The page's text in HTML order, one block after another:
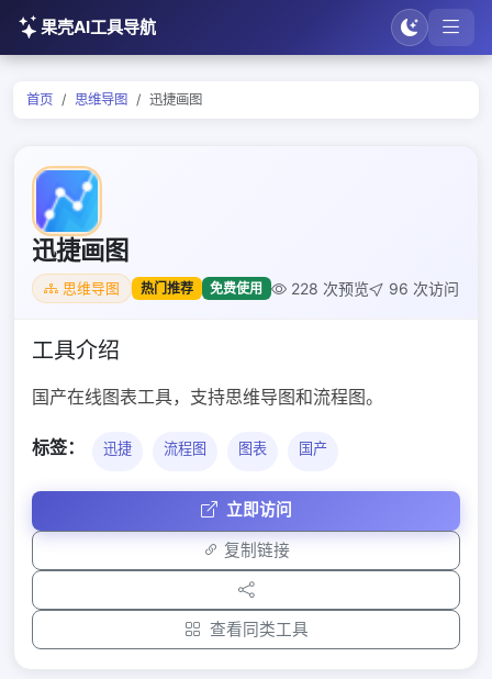
果壳AI工具导航
首页 思维导图 迅捷画图
迅捷画图
思维导图 热门推荐 免费使用 228 次预览 96 次访问
工具介绍
国产在线图表工具，支持思维导图和流程图。
标签： 迅捷 流程图 图表 国产
立即访问
复制链接
查看同类工具